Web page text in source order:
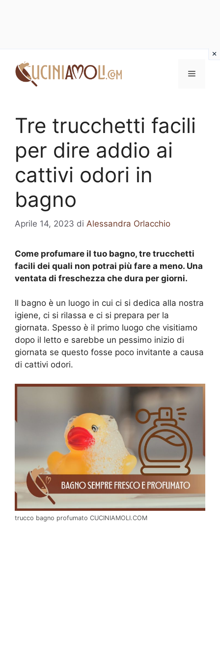
contenuto
Menu
Tre trucchetti facili
per dire addio ai
cattivi odori in
bagno
Aprile 14, 2023 di Alessandra Orlacchio
Come profumare il tuo bagno, tre trucchetti
facili dei quali non potrai più fare a meno. Una
ventata di freschezza che dura per giorni.
Il bagno è un luogo in cui ci si dedica alla nostra
igiene, ci si rilassa e ci si prepara per la
giornata. Spesso è il primo luogo che visitiamo
dopo il letto e sarebbe un pessimo inizio di
giornata se questo fosse poco invitante a causa
di cattivi odori.
trucco bagno profumato CUCINIAMOLI.COM